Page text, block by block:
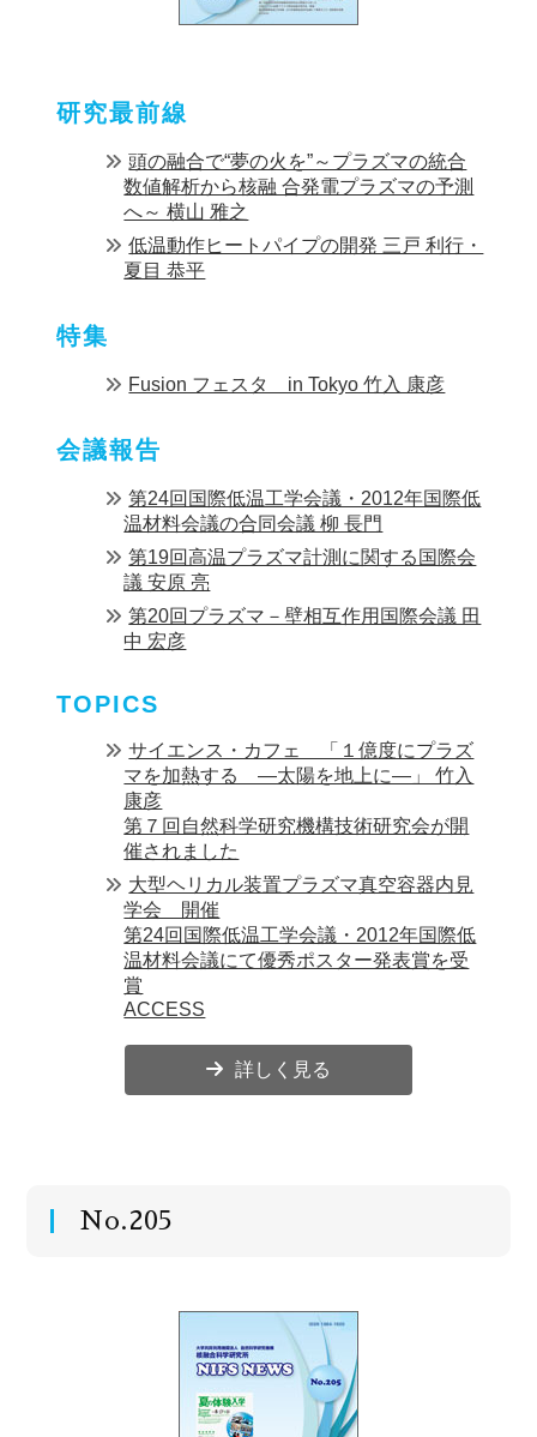
研究最前線
頭の融合で“夢の火を”～プラズマの統合
数値解析から核融 合発電プラズマの予測
へ～ 横山 雅之
低温動作ヒートパイプの開発 三戸 利行・
夏目 恭平
特集
Fusion フェスタ in Tokyo 竹入 康彦
会議報告
第24回国際低温工学会議・2012年国際低
温材料会議の合同会議 柳 長門
第19回高温プラズマ計測に関する国際会
議 安原 亮
第20回プラズマ－壁相互作用国際会議 田
中 宏彦
TOPICS
サイエンス・カフェ 「１億度にプラズ
マを加熱する ―太陽を地上に―」 竹入
康彦
第７回自然科学研究機構技術研究会が開
催されました
大型ヘリカル装置プラズマ真空容器内見
学会 開催
第24回国際低温工学会議・2012年国際低
温材料会議にて優秀ポスター発表賞を受
賞
ACCESS
詳しく見る
No.205